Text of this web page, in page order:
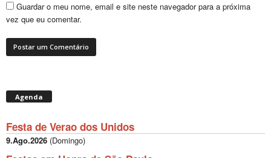
Guardar o meu nome, email e site neste navegador para a próxima
vez que eu comentar.
Agenda
Festa de Verao dos Unidos
9.Ago.2026 (Domingo)